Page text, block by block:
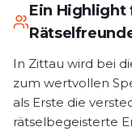
Ein Highlight
In Zittau wird bei
zum wertvollen
als Erste die
rätselbegeisterte